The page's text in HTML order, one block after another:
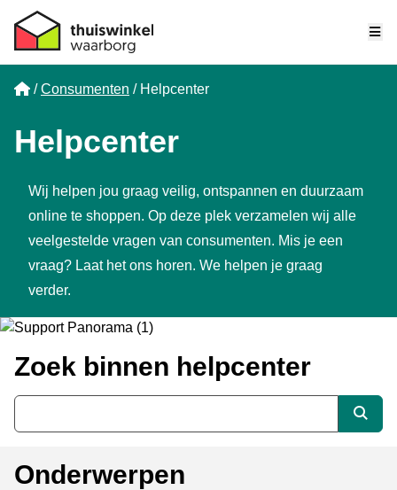
Home
Consumenten Helpcenter
Helpcenter
Wij helpen jou graag veilig, ontspannen en duurzaam
online te shoppen. Op deze plek verzamelen wij alle
veelgestelde vragen van consumenten. Mis je een
vraag? Laat het ons horen. We helpen je graag
verder.
Zoek binnen helpcenter
Onderwerpen